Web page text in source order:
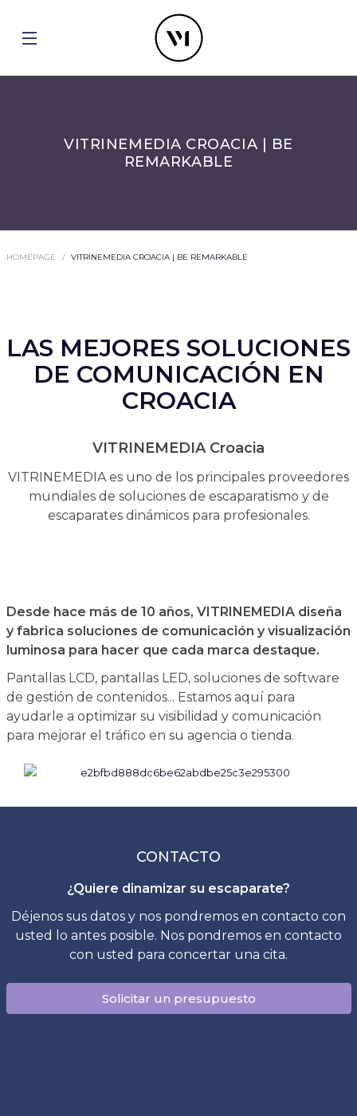
VITRINEMEDIA CROACIA | BE
REMARKABLE
HOMEPAGE VITRINEMEDIA CROACIA | BE REMARKABLE
LAS MEJORES SOLUCIONES
DE COMUNICACIÓN EN
CROACIA
VITRINEMEDIA Croacia
VITRINEMEDIA es uno de los principales proveedores
mundiales de soluciones de escaparatismo y de
escaparates dinámicos para profesionales.
Desde hace más de 10 años, VITRINEMEDIA diseña
y fabrica soluciones de comunicación y visualización
luminosa para hacer que cada marca destaque.
Pantallas LCD, pantallas LED, soluciones de software
de gestión de contenidos... Estamos aquí para
ayudarle a optimizar su visibilidad y comunicación
para mejorar el tráfico en su agencia o tienda.
CONTACTO
¿Quiere dinamizar su escaparate?
Déjenos sus datos y nos pondremos en contacto con
usted lo antes posible. Nos pondremos en contacto
con usted para concertar una cita.
Solicitar un presupuesto